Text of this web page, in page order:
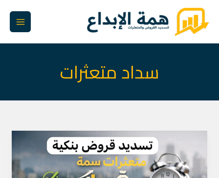
تخطي
المحتوى
سداد متعثرات
المتعثرات
واستخراج
قرض